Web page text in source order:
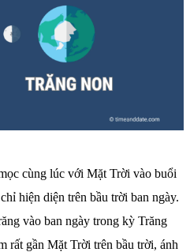
cùng lúc với Mặt Trời vào buổi
hiện diện trên bầu trời ban ngày.
vào ban ngày trong kỳ Trăng
rất gần Mặt Trời trên bầu trời, ánh